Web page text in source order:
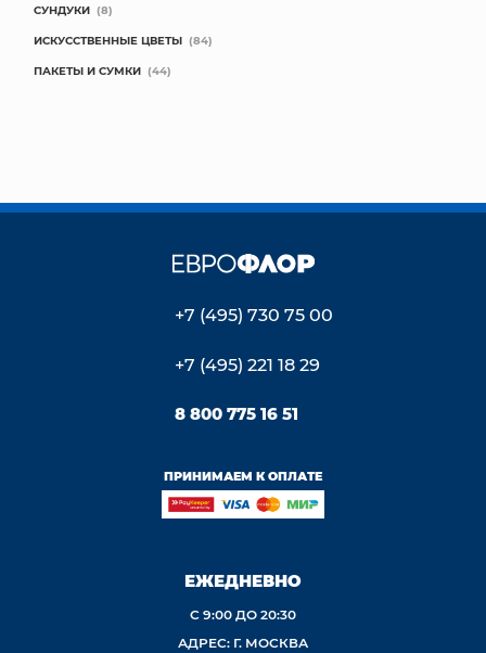
СУНДУКИ (8)
ИСКУССТВЕННЫЕ ЦВЕТЫ (84)
ПАКЕТЫ И СУМКИ (44)
+7 (495) 730 75 00
+7 (495) 221 18 29
8 800 775 16 51
ПРИНИМАЕМ К ОПЛАТЕ
ЕЖЕДНЕВНО
С 9:00 ДО 20:30
АДРЕС: Г. МОСКВА